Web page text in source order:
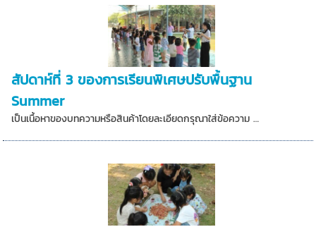
สัปดาห์ที่ 3 ของการเรียนพิเศษปรับพื้นฐาน
Summer
เป็นเนื้อหาของบทความหรือสินค้าโดยละเอียดกรุณาใส่ข้อความ …